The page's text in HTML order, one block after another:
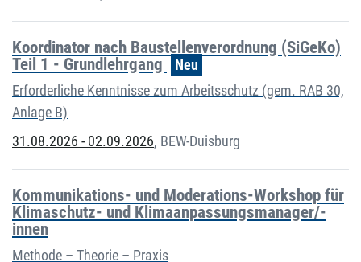
Koordinator nach Baustellenverordnung (SiGeKo)
Teil 1 - Grundlehrgang
Neu
Erforderliche Kenntnisse zum Arbeitsschutz (gem. RAB 30,
Anlage B)
31.08.2026 - 02.09.2026, BEW-Duisburg
Kommunikations- und Moderations-Workshop für
Klimaschutz- und Klimaanpassungsmanager/-
innen
Methode – Theorie – Praxis